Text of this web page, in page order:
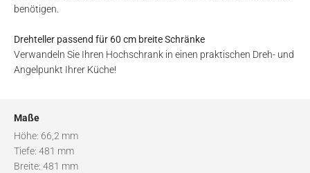
benötigen.
Drehteller passend für 60 cm breite Schränke
Verwandeln Sie Ihren Hochschrank in einen praktischen Dreh- und
Angelpunkt Ihrer Küche!
Maße
Höhe: 66,2 mm
Tiefe: 481 mm
Breite: 481 mm